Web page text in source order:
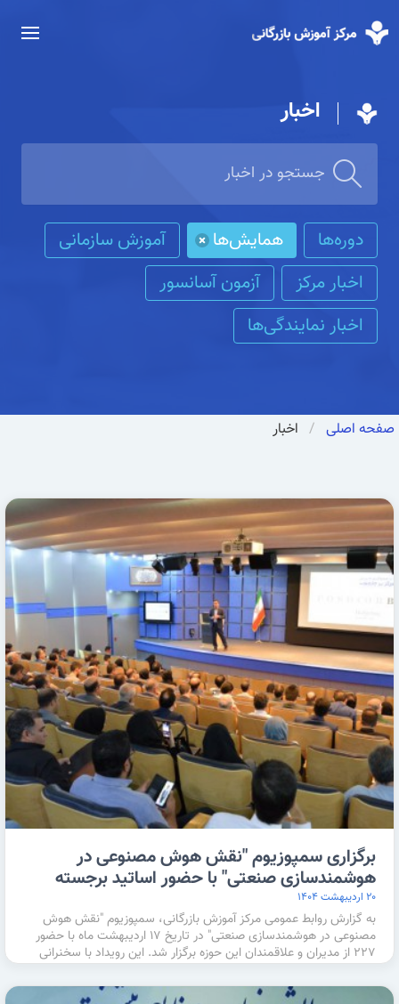
اخبار
دوره‌ها همایش‌ها
آموزش سازمانی
اخبار مرکز
آزمون آسانسور
اخبار نمایندگی‌ها
صفحه اصلی اخبار
برگزاری سمپوزیوم "نقش هوش مصنوعی در
هوشمندسازی صنعتی" با حضور اساتید برجسته
۲۰ اردیبهشت ۱۴۰۴
به گزارش روابط عمومی مرکز آموزش بازرگانی، سمپوزیوم "نقش هوش
مصنوعی در هوشمندسازی صنعتی" در تاریخ ۱۷ اردیبهشت ماه با حضور
۲۲۷ از مدیران و علاقمندان این حوزه برگزار شد. این رویداد با سخنرانی
محمد …